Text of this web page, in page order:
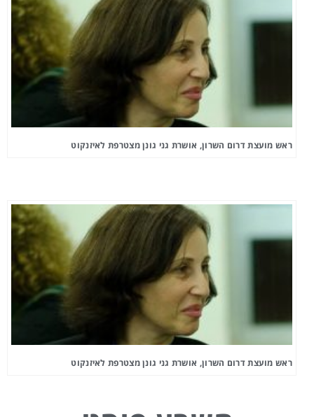
ראש מועצת דרום השרון, אושרת גני גונן מצטרפת לאיזנקוט
ראש מועצת דרום השרון, אושרת גני גונן מצטרפת לאיזנקוט